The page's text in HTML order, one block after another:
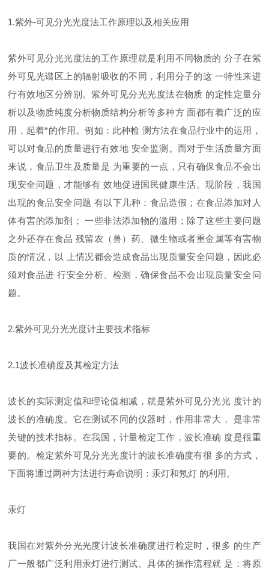
1.紫外-可见分光光度法工作原理以及相关应用
紫外可见分光光度法的工作原理就是利用不同物质的 分子在紫
外可见光谱区上的辐射吸收的不同，利用分子的这 一特性来进
行有效地区分辨别。紫外可见分光光度法在物质 的定性定量分
析以及物质纯度分析物质结构分析等多种方 面都有着广泛的应
用，起着*的作用。例如：此种检 测方法在食品行业中的运用，
可以对食品的质量进行有效地 安全监测。而对于生活质量方面
来说，食品卫生及质量是 为重要的一点，只有确保食品不会出
现安全问题，才能够有 效地促进国民健康生活。现阶段，我国
出现的食品安全问题 有以下几种：食品造假；在食品添加对人
体有害的添加剂； 一些非法添加物的滥用；除了这些主要问题
之外还存在食品 残留农（兽）药、微生物或者重金属等有害物
质的情况，以 上情况都会造成食品出现质量安全问题，因此必
须对食品进 行安全分析、检测，确保食品不会出现质量安全问
题。
2.紫外可见分光光度计主要技术指标
2.1波长准确度及其检定方法
波长的实际测定值和理论值相减，就是紫外可见分光光 度计的
波长的准确度。它在测试不同的仪器时，作用非常大， 是非常
关键的技术指标。在我国，计量检定工作，波长准确 度是很重
要的。检定紫外可见分光光度计的波长准确度有很 多的方式，
下面将通过两种方法进行寿命说明：汞灯和氖灯 的利用。
汞灯
我国在对紫外分光光度计波长准确度进行检定时，很多 的生产
厂一般都广泛利用汞灯进行测试。具体的操作流程就 是：将原